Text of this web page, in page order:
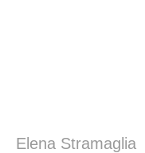
Elena Stramaglia